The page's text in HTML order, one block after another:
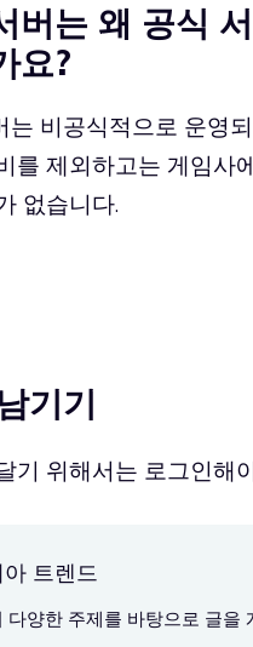
버는 왜 공식
요?
는 비공식적으로 운영
를 제외하고는 게임사
없습니다.
기기
기 위해서는 로그인해
아 트렌드
다양한 주제를 바탕으로 글을